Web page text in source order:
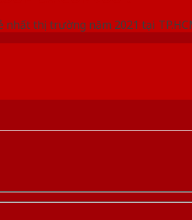
thị trường năm 2021 tại